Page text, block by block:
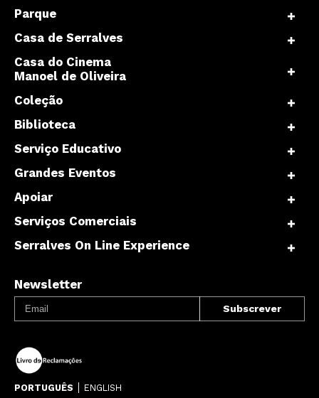
Parque
Casa de Serralves
Casa do Cinema
Manoel de Oliveira
Coleção
Biblioteca
Serviço Educativo
Grandes Eventos
Apoiar
Serviços Comerciais
Serralves On Line Experience
Newsletter
PORTUGUÊS ENGLISH